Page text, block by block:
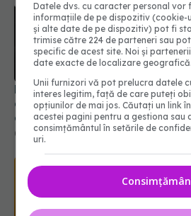
Ministerul Sănătății: Cum se
carantină sau de izolare de
cum se dau concediile
05 feb 2022, 16:26
Datele dvs. cu caracter personal vor
informațiile de pe dispozitiv (cookie-
și alte date de pe dispozitiv) pot fi
trimise către 224 de parteneri sau
specific de acest site. Noi și
date exacte de localizare
Unii furnizori vă pot prelucra datele
interes legitim, față de care puteți
opțiunilor de mai jos. Căutați un link
acestei pagini pentru a gestiona sau
consimțământul în setările de
uri.